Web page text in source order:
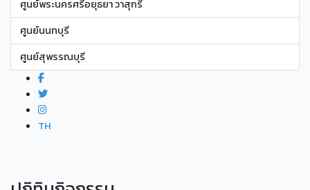
ศูนย์พระนครศรีอยุธยา วาสุกรี
ศูนย์นนทบุรี
ศูนย์สุพรรณบุรี
TH